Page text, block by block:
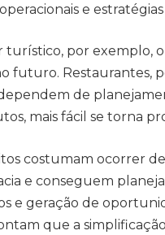
e
por exemplo,
futuro. Restaurantes,
de
mais fácil se torna
costumam ocorrer
e conseguem
e geração de
que a